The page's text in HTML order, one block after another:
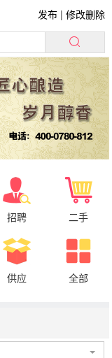
发布 |修改删除
招聘 二手
供应 全部